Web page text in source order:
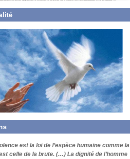
est la loi de l’espèce humaine comme la
celle de la brute. (…) La dignité de l’homme